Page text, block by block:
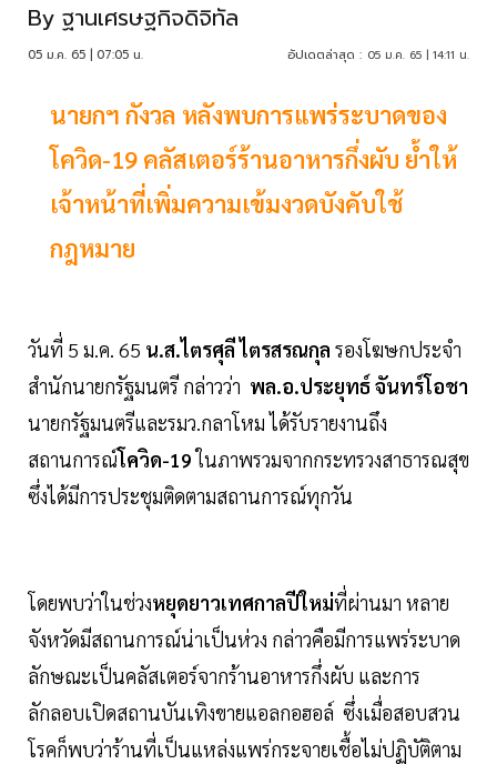
By ฐานเศรษฐกิจดิจิทัล
05 ม.ค. 65 | 07:05 น. อัปเดตล่าสุด : 05 ม.ค. 65 | 14:11 น.
นายกฯ กังวล หลังพบการแพร่ระบาดของ
โควิด-19 คลัสเตอร์ร้านอาหารกึ่งผับ ย้ำให้
เจ้าหน้าที่เพิ่มความเข้มงวดบังคับใช้
กฎหมาย
วันที่ 5 ม.ค. 65 น.ส.ไตรศุลี ไตรสรณกุล รองโฆษกประจำ
สำนักนายกรัฐมนตรี กล่าวว่า พล.อ.ประยุทธ์ จันทร์โอชา
นายกรัฐมนตรีและรมว.กลาโหม ได้รับรายงานถึง
สถานการณ์โควิด-19ในภาพรวมจากกระทรวงสาธารณสุข
ซึ่งได้มีการประชุมติดตามสถานการณ์ทุกวัน
โดยพบว่าในช่วงหยุดยาวเทศกาลปีใหม่ที่ผ่านมา หลาย
จังหวัดมีสถานการณ์น่าเป็นห่วง กล่าวคือมีการแพร่ระบาด
ลักษณะเป็นคลัสเตอร์จากร้านอาหารกึ่งผับ และการ
ลักลอบเปิดสถานบันเทิงขายแอลกอฮอล์ ซึ่งเมื่อสอบสวน
โรคก็พบว่าร้านที่เป็นแหล่งแพร่กระจายเชื้อไม่ปฏิบัติตาม